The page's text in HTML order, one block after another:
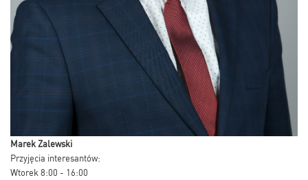
Marek Zalewski
Przyjęcia interesantów:
Wtorek 8:00 - 16:00